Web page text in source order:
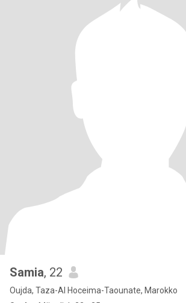
Samia, 22
Oujda, Taza-Al Hoceima-Taounate, Marokko